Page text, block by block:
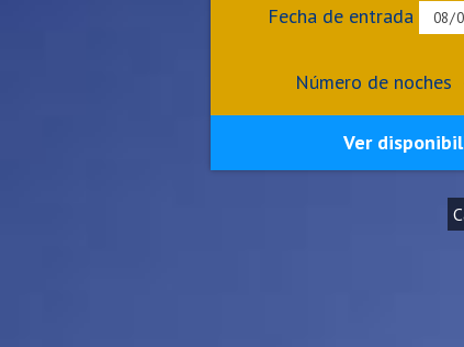
Fecha de entrada
Número de noches
Ver